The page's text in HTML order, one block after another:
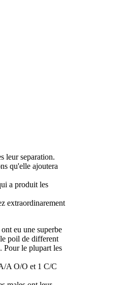
leur separation.
qu'elle ajoutera
a produit les
extraordinarement
eu une superbe
poil de different
Pour le plupart les
A O/O et 1 C/C